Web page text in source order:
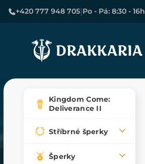
+420 777 948 705|Po - Pá: 8:30 - 16h
Kingdom Come:
Deliverance II
Stříbrné šperky
Šperky